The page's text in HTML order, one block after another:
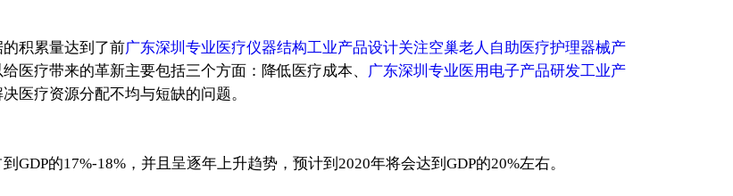
积累量达到了前广东深圳专业医疗仪器结构工业产品设计关注空巢老人自助医疗护理器械产
医疗带来的革新主要包括三个方面：降低医疗成本、
广东深圳专业医用电子产品研发工业产
医疗资源分配不均与短缺的问题。
的17%-18%，并且呈逐年上升趋势，预计到2020年将会达到GDP的20%左右。